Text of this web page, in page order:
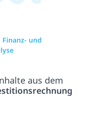
und
aus dem